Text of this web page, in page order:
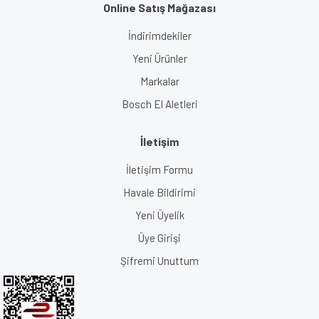
Online Satış Mağazası
İndirimdekiler
Yeni Ürünler
Markalar
Bosch El Aletleri
İletişim
İletişim Formu
Havale Bildirimi
Yeni Üyelik
Üye Girişi
Şifremi Unuttum